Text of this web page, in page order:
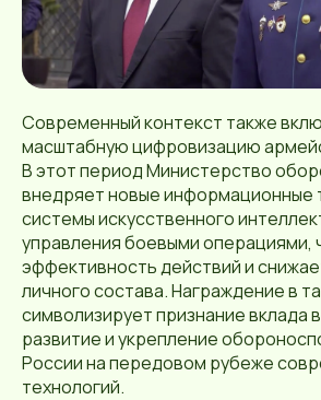
Современный контекст также
масштабную цифровизацию
В этот период Министерство
внедряет новые информационные
системы искусственного
управления боевыми операциями,
эффективность действий и
личного состава. Награждение в
символизирует признание вклада
развитие и укрепление
России на передовом рубеже
технологий.